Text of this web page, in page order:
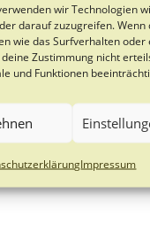
wir Technologien
darauf zuzugreifen. Wenn
wie das Surfverhalten oder
Zustimmung nicht
und Funktionen
Impressum